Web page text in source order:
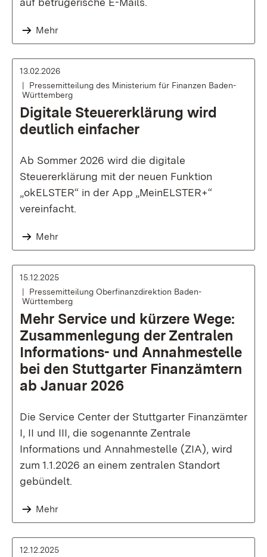
Mehr
13.02.2026
Pressemitteilung des Ministerium für Finanzen Baden-
Württemberg
Digitale Steuererklärung wird
deutlich einfacher
Ab Sommer 2026 wird die digitale
Steuererklärung mit der neuen Funktion
„okELSTER“ in der App „MeinELSTER+“
vereinfacht.
Mehr
15.12.2025
Pressemitteilung Oberfinanzdirektion Baden-
Württemberg
Mehr Service und kürzere Wege:
Zusammenlegung der Zentralen
Informations- und Annahmestelle
bei den Stuttgarter Finanzämtern
ab Januar 2026
Die Service Center der Stuttgarter Finanzämter
I, II und III, die sogenannte Zentrale
Informations und Annahmestelle (ZIA), wird
zum 1.1.2026 an einem zentralen Standort
gebündelt.
Mehr
12.12.2025